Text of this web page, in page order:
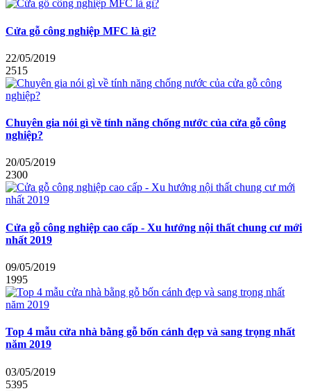
Cửa gỗ công nghiệp MFC là gì?
22/05/2019
2515
Chuyên gia nói gì về tính năng chống nước của cửa gỗ công
nghiệp?
20/05/2019
2300
Cửa gỗ công nghiệp cao cấp - Xu hướng nội thất chung cư mới
nhất 2019
09/05/2019
1995
Top 4 mẫu cửa nhà bằng gỗ bốn cánh đẹp và sang trọng nhất
năm 2019
03/05/2019
5395